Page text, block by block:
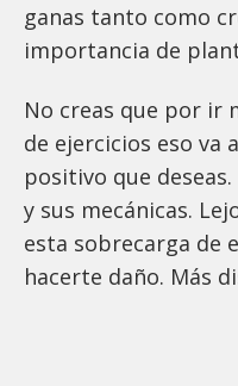
ganas tanto como
importancia de
No creas que por ir
de ejercicios eso va
positivo que
y sus mecánicas.
esta sobrecarga de
hacerte daño. Más